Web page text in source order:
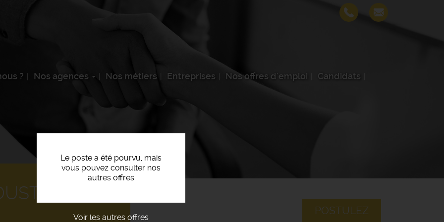
? Nos agences Nos métiers Entreprises Nos offres d'emploi Candidats
Le poste a été pourvu, mais
vous pouvez consulter nos
autres offres
Voir les autres offres
POSTULEZ
F/H